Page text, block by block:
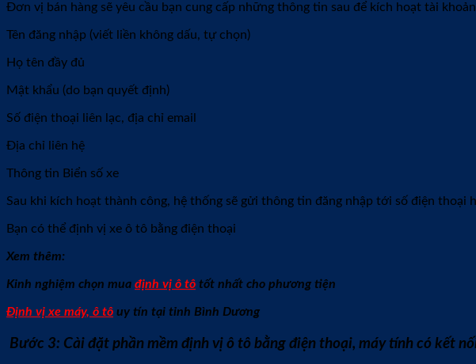
Đơn vị bán hàng sẽ yêu cầu bạn cung cấp những thông tin sau để kích hoạt tài
Tên đăng nhập (viết liền không dấu, tự chọn)
Họ tên đầy đủ
Mật khẩu (do bạn quyết định)
Số điện thoại liên lạc, địa chỉ email
Địa chỉ liên hệ
Thông tin Biển số xe
Sau khi kích hoạt thành công, hệ thống sẽ gửi thông tin đăng nhập tới số điện thoại
Bạn có thể định vị xe ô tô bằng điện thoại
Xem thêm:
Kinh nghiệm chọn mua định vị ô tô tốt nhất cho phương tiện
Định vị xe máy, ô tô uy tín tại tỉnh Bình Dương
Bước 3: Cài đặt phần mềm định vị ô tô bằng điện thoại, máy tính có kết